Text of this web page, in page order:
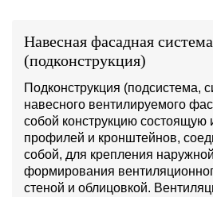
Навесная фасадная система
(подконструкция)
Подконструкция (подсистема,
навесного вентилируемого
собой конструкцию
профилей и кронштейнов,
собой, для крепления
формирования
стеной и облицовкой.